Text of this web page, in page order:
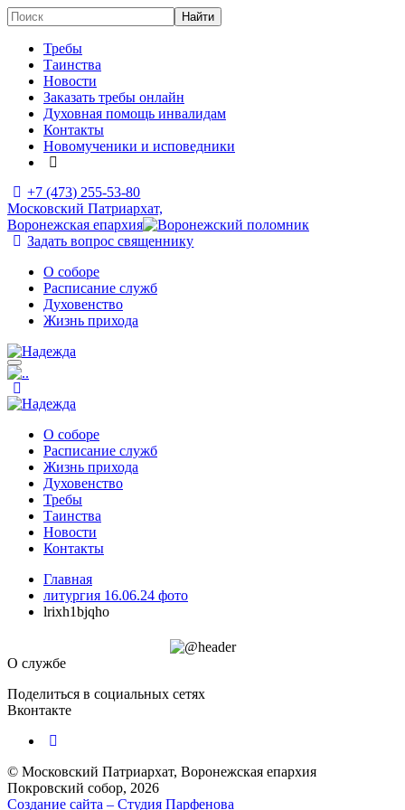
Требы
Таинства
Новости
Заказать требы онлайн
Духовная помощь инвалидам
Контакты
Новомученики и исповедники
+7 (473) 255-53-80
Московский Патриархат,
Воронежская епархия
Задать вопрос священнику
О соборе
Расписание служб
Духовенство
Жизнь прихода
О соборе
Расписание служб
Жизнь прихода
Духовенство
Требы
Таинства
Новости
Контакты
Главная
литургия 16.06.24 фото
lrixh1bjqho
О службе
Поделиться в социальных сетях
Вконтакте
© Московский Патриархат, Воронежcкая епархия
Покровский собор, 2026
Создание сайта – Cтудия Парфенова